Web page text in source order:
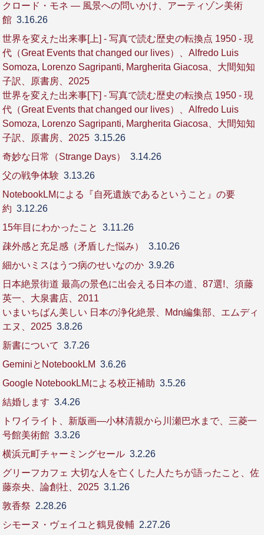
クロード・モネ ― 風景への問いかけ、アーティゾン美術
館 3.16.26
世界を変えた出来事[上] - 写真で読む歴史の転換点 1950 - 現
代（Great Events that changed our lives）、Alfredo Luis
Somoza, Lorenzo Sagripanti, Margherita Giacosa、大間知知
子訳、原書房、2025
世界を変えた出来事[下] - 写真で読む歴史の転換点 1950 - 現
代（Great Events that changed our lives）、Alfredo Luis
Somoza, Lorenzo Sagripanti, Margherita Giacosa、大間知知
子訳、原書房、2025 3.15.26
奇妙な日常（Strange Days）
3.14.26
父の戦争体験 3.13.26
NotebookLMによる『自死遺族であるということ』の要
約 3.12.26
15年目にわかったこと
3.11.26
疎外感と充足感（矛盾した悩み）
3.10.26
細かいミスはうつ病のせいなのか 3.9.26
日本絶景街道 最高の景色に出会える日本の道、87選!、須藤
英一、大泉書店、2011
いまいちばん美しい 日本の浄化絶景、Mdn編集部、エムディ
エヌ、2025 3.8.26
新書について 3.7.26
GeminiとNotebookLM 3.6.26
Google NotebookLMによる校正補助 3.5.26
結婚します 3.4.26
トワイライト、新版画―小林清親から川瀬巴水まで、三菱一
号館美術館 3.3.26
横浜元町チャーミングセール 3.2.26
グリーフカフェ 大切な人を亡くした人たちが語ったこと、佐
藤奈央、論創社、2025 3.1.26
敦香祭 2.28.26
シモーヌ・ヴェイユと鶴見俊輔 2.27.26